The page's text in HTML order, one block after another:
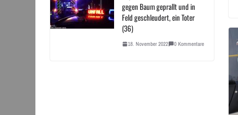
gegen Baum geprallt und in
Feld geschleudert, ein Toter
(36)
18. November 2022 0 Kommentare